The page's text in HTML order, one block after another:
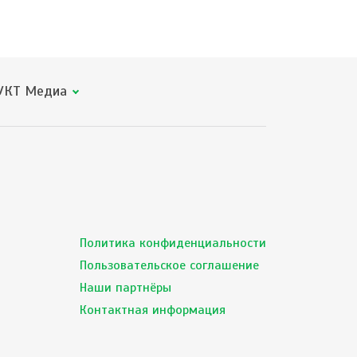
Медиа
Политика конфиденциальности
Пользовательское соглашение
Наши партнёры
Контактная информация